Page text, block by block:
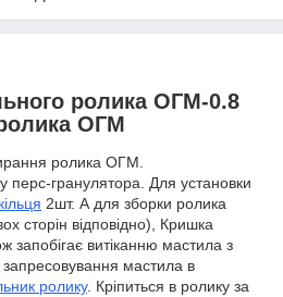
ролика ОГМ-0.8
ОГМ
ролика ОГМ.
перс-гранулятора. Для установки
2шт. А для зборки ролика
сторін відповідно), Кришка
запобігає витіканню мастила з
мастила в
ролику. Кріпиться в ролику за